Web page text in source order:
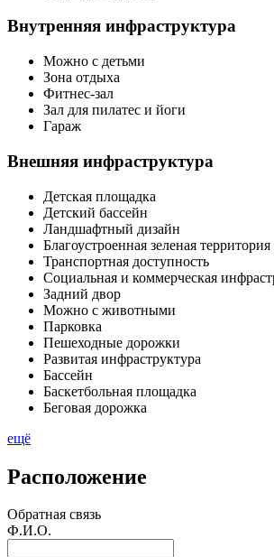
Внутренняя инфраструктура
Можно с детьми
Зона отдыха
Фитнес-зал
Зал для пилатес и йоги
Гараж
Внешняя инфраструктура
Детская площадка
Детский бассейн
Ландшафтный дизайн
Благоустроенная зеленая территория
Транспортная доступность
Социальная и коммерческая
Задний двор
Можно с животными
Парковка
Пешеходные дорожки
Развитая инфраструктура
Бассейн
Баскетбольная площадка
Беговая дорожка
ещё
Расположение
Обратная связь
Ф.И.О.